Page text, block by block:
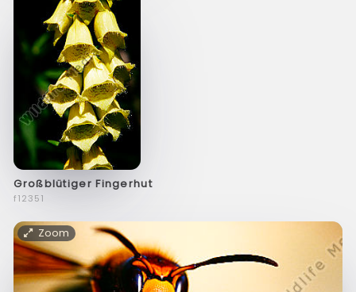
Großblütiger Fingerhut
f12351
Zoom